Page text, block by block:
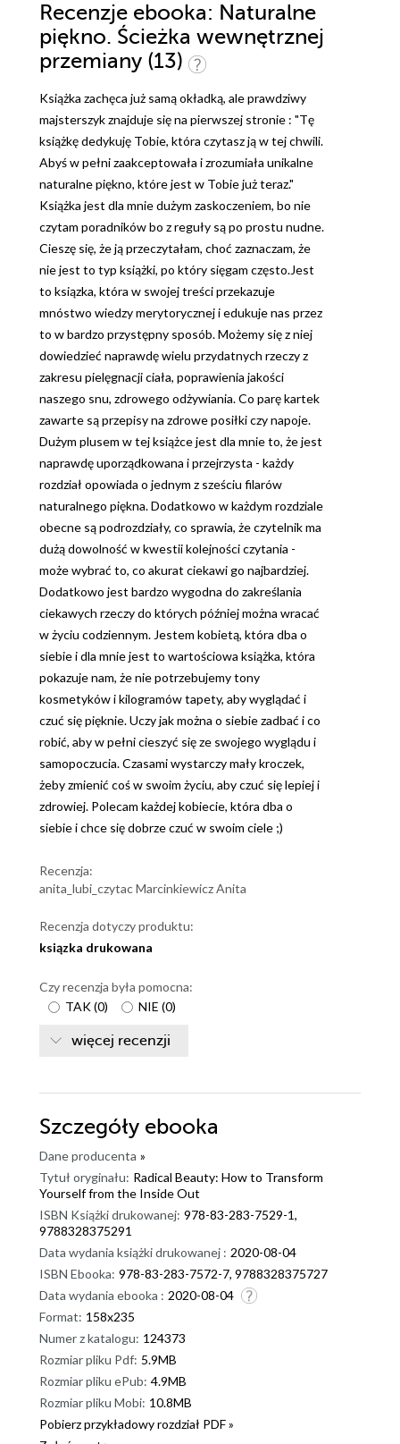
Recenzje ebooka: Naturalne
piękno. Ścieżka wewnętrznej
przemiany (13)
Książka zachęca już samą okładką, ale prawdziwy
majsterszyk znajduje się na pierwszej stronie : "Tę
książkę dedykuję Tobie, która czytasz ją w tej chwili.
Abyś w pełni zaakceptowała i zrozumiała unikalne
naturalne piękno, które jest w Tobie już teraz."
Książka jest dla mnie dużym zaskoczeniem, bo nie
czytam poradników bo z reguły są po prostu nudne.
Cieszę się, że ją przeczytałam, choć zaznaczam, że
nie jest to typ książki, po który sięgam często.Jest
to ksiązka, która w swojej treści przekazuje
mnóstwo wiedzy merytorycznej i edukuje nas przez
to w bardzo przystępny sposób. Możemy się z niej
dowiedzieć naprawdę wielu przydatnych rzeczy z
zakresu pielęgnacji ciała, poprawienia jakości
naszego snu, zdrowego odżywiania. Co parę kartek
zawarte są przepisy na zdrowe posiłki czy napoje.
Dużym plusem w tej książce jest dla mnie to, że jest
naprawdę uporządkowana i przejrzysta - każdy
rozdział opowiada o jednym z sześciu filarów
naturalnego piękna. Dodatkowo w każdym rozdziale
obecne są podrozdziały, co sprawia, że czytelnik ma
dużą dowolność w kwestii kolejności czytania -
może wybrać to, co akurat ciekawi go najbardziej.
Dodatkowo jest bardzo wygodna do zakreślania
ciekawych rzeczy do których później można wracać
w życiu codziennym. Jestem kobietą, która dba o
siebie i dla mnie jest to wartościowa książka, która
pokazuje nam, że nie potrzebujemy tony
kosmetyków i kilogramów tapety, aby wyglądać i
czuć się pięknie. Uczy jak można o siebie zadbać i co
robić, aby w pełni cieszyć się ze swojego wyglądu i
samopoczucia. Czasami wystarczy mały kroczek,
żeby zmienić coś w swoim życiu, aby czuć się lepiej i
zdrowiej. Polecam każdej kobiecie, która dba o
siebie i chce się dobrze czuć w swoim ciele ;)
Recenzja:
anita_lubi_czytac Marcinkiewicz Anita
Recenzja dotyczy produktu:
ksiązka drukowana
Czy recenzja była pomocna:
TAK(0) NIE (0)
więcej recenzji
Szczegóły ebooka
Dane producenta »
Tytuł oryginału: Radical Beauty: How to Transform
Yourself from the Inside Out
ISBN Książki drukowanej: 978-83-283-7529-1,
9788328375291
Data wydania książki drukowanej : 2020-08-04
ISBN Ebooka: 978-83-283-7572-7, 9788328375727
Data wydania ebooka : 2020-08-04
Format: 158x235
Numer z katalogu: 124373
Rozmiar pliku Pdf: 5.9MB
Rozmiar pliku ePub: 4.9MB
Rozmiar pliku Mobi: 10.8MB
Pobierz przykładowy rozdział PDF »